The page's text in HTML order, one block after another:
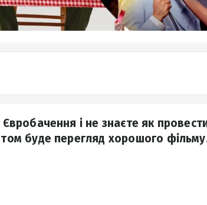
і не знаєте як
буде перегляд хорошого